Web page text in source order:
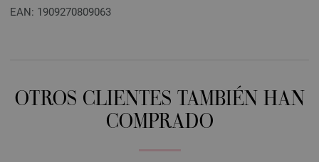
EAN: 1909270809063
OTROS CLIENTES TAMBIÉN HAN
COMPRADO